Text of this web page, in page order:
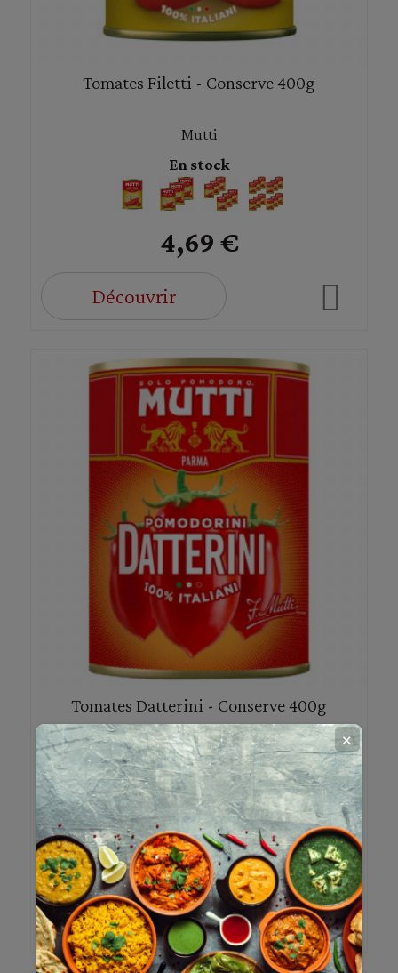
Tomates Filetti - Conserve 400g
Mutti
En stock
4,69 €
Découvrir
Tomates Datterini - Conserve 400g
Mutti
En stock
4,69 €
Découvrir
✕